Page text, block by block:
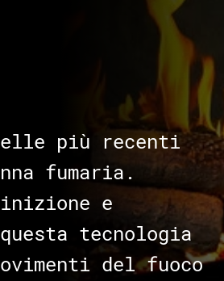
più recenti
fumaria.
e
tecnologia
del fuoco